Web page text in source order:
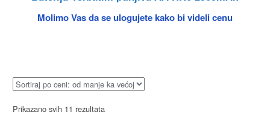
Molimo Vas da se ulogujete kako bi videli cenu
Prikazano svih 11 rezultata